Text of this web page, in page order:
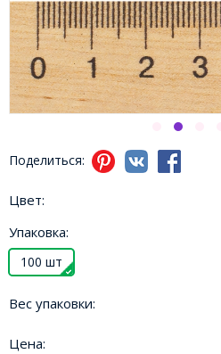
Поделиться:
Цвет:
Упаковка:
100 шт
Вес упаковки:
Цена: